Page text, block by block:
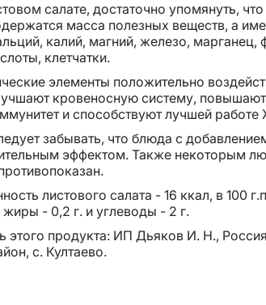
салате, достаточно упомянуть,
масса полезных веществ, а
калий, магний, железо, марганец,
клетчатки.
элементы положительно
кровеносную систему,
и способствуют лучшей
забывать, что блюда с
эффектом. Также некоторым
листового салата - 16 ккал, в 100
жиры - 0,2 г. и углеводы - 2 г.
этого продукта: ИП Дьяков И. Н.,
с. Култаево.